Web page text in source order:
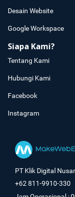
Desain Website
Google Workspace
Siapa Kami?
Tentang Kami
Hubungi Kami
Facebook
Instagram
PT Klik Digital
+62 811-9910-330